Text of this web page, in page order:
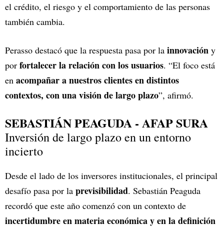
el crédito, el riesgo y el comportamiento de las personas
también cambia.
Perasso destacó que la respuesta pasa por la innovación y
por fortalecer la relación con los usuarios. “El foco está
en acompañar a nuestros clientes en distintos
contextos, con una visión de largo plazo”, afirmó.
SEBASTIÁN PEAGUDA - AFAP SURA
Inversión de largo plazo en un entorno
incierto
Desde el lado de los inversores institucionales, el principal
desafío pasa por la previsibilidad. Sebastián Peaguda
recordó que este año comenzó con un contexto de
incertidumbre en materia económica y en la definición